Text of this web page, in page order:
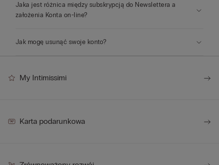
Jaka jest różnica między subskrypcją do Newslettera a
założenia Konta on-line?
Jak mogę usunąć swoje konto?
My Intimissimi
Karta podarunkowa